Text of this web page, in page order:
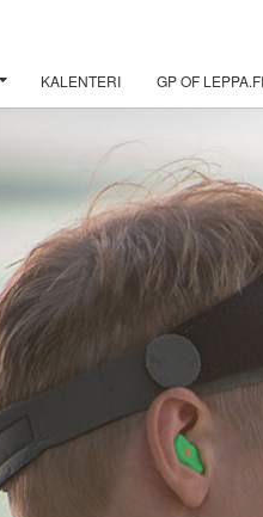
KALENTERI GP OF LEPPA.FI